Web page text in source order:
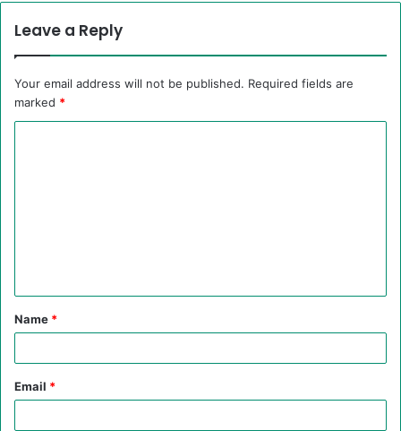
Leave a Reply
Your email address will not be published. Required fields are
marked *
t
*
Name *
Email *